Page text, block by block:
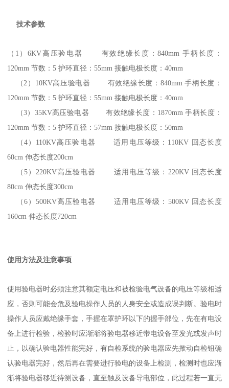
技术参数
（1 ）6KV高压验电器 有效绝缘长度：840mm手柄长度：
120mm 节数： 5 护环直径： 55mm 接触电极长度： 40mm
（2 ） 10KV高压验电器 有效绝缘长度： 840mm手柄长度：
120mm 节数： 5 护环直径： 55mm 接触电极长度： 40mm
（3） 35KV高压验电器 有效绝缘长度： 1870mm手柄长度：
120mm 节数： 5 护环直径： 57mm 接触电极长度： 50mm
（4） 110KV高压验电器 适用电压等级： 110KV 回态长度
60cm 伸态长度200cm
（5） 220KV高压验电器 适用电压等级： 220KV 回态长度
80cm 伸态长度300cm
（6） 500KV高压验电器 适用电压等级： 500KV 回态长度
160cm 伸态长度720cm
使用方法及注意事项
使用验电器时必须注意其额定电压和被检验电气设备的电压等级相适
应，否则可能会危及验电操作人员的人身安全或造成误判断。验电时
操作人员应戴绝缘手套，手握在罩护环以下的握手部位，先在有电设
备上进行检验，检验时应渐渐将验电器移近带电设备至发光或发声时
止，以确认验电器性能完好，有自检系统的验电器应先揿动自检钮确
认验电器完好，然后再在需要进行验电的设备上检测，检测时也应渐
渐将验电器移近待测设备，直至触及设备导电部位，此过程若一直无